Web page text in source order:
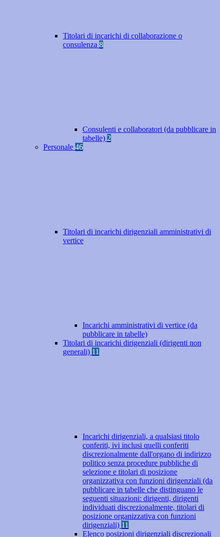
Titolari di incarichi di collaborazione o
consulenza 8
Consulenti e collaboratori (da pubblicare in
tabelle) 2
Personale 46
Titolari di incarichi dirigenziali amministrativi di
vertice
Incarichi amministrativi di vertice (da
pubblicare in tabelle)
Titolari di incarichi dirigenziali (dirigenti non
generali) 11
Incarichi dirigenziali, a qualsiasi titolo
conferiti, ivi inclusi quelli conferiti
discrezionalmente dall'organo di indirizzo
politico senza procedure pubbliche di
selezione e titolari di posizione
organizzativa con funzioni dirigenziali (da
pubblicare in tabelle che distinguano le
seguenti situazioni: dirigenti, dirigenti
individuati discrezionalmente, titolari di
posizione organizzativa con funzioni
dirigenziali) 11
Elenco posizioni dirigenziali discrezionali